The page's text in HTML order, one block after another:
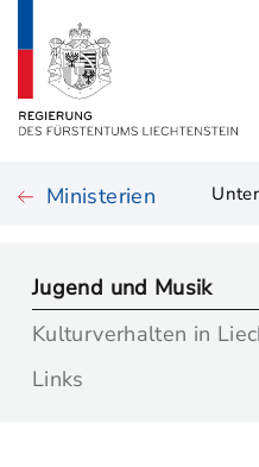
Ministerien
Jugend und Musik
Kulturverhalten in
Links